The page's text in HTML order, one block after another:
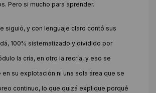
Pero si mucho para aprender.
siguió, y con lenguaje claro contó sus
100% sistematizado y dividido por
la cría, en otro la recría, y eso se
su explotación ni una sola área que se
continuo, lo que quizá explique porqué